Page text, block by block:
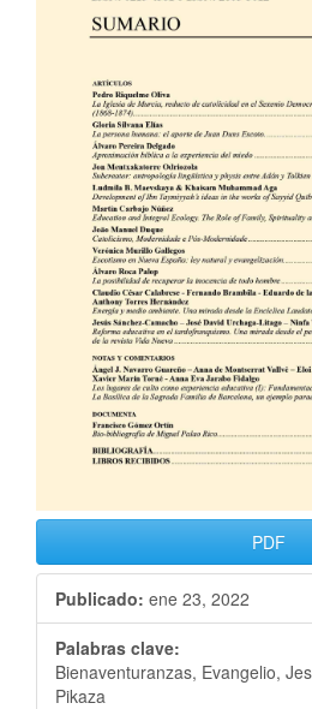
PDF
Publicado: ene 23, 2022
Palabras clave:
Bienaventuranzas, Evangelio,
Pikaza